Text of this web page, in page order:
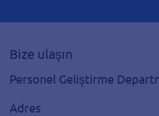
Bize ulaşın
Personel Geliştirme
Adres